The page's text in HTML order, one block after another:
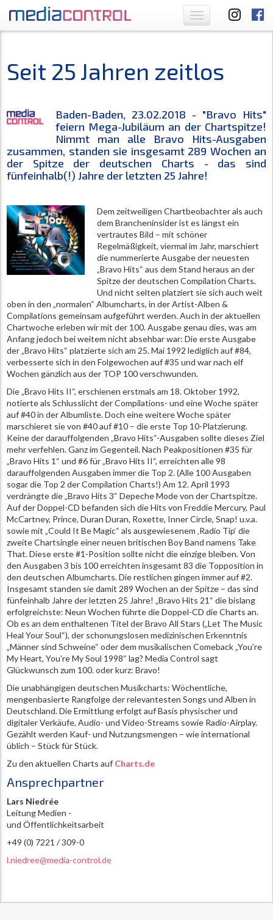
Toggle
navigation
Seit 25 Jahren zeitlos
Baden-Baden, 23.02.2018 - "Bravo Hits"
feiern Mega-Jubiläum an der Chartspitze!
Nimmt man alle Bravo Hits-Ausgaben
zusammen, standen sie insgesamt 289 Wochen an
der Spitze der deutschen Charts - das sind
fünfeinhalb(!) Jahre der letzten 25 Jahre!
Dem zeitweiligen Chartbeobachter als auch
dem Brancheninsider ist es längst ein
vertrautes Bild – mit schöner
Regelmäßigkeit, viermal im Jahr, marschiert
die nummerierte Ausgabe der neuesten
„Bravo Hits“ aus dem Stand heraus an der
Spitze der deutschen Compilation Charts.
Und nicht selten platziert sie sich auch weit
oben in den „normalen“ Albumcharts, in der Artist-Alben &
Compilations gemeinsam aufgeführt werden. Auch in der aktuellen
Chartwoche erleben wir mit der 100. Ausgabe genau dies, was am
Anfang jedoch bei weitem nicht absehbar war: Die erste Ausgabe
der „Bravo Hits“ platzierte sich am 25. Mai 1992 lediglich auf #84,
verbesserte sich in den Folgewochen auf #35 und war nach elf
Wochen gänzlich aus der TOP 100 verschwunden.
Die „Bravo Hits II“, erschienen erstmals am 18. Oktober 1992,
notierte als Schlusslicht der Compilations- und eine Woche später
auf #40 in der Albumliste. Doch eine weitere Woche später
marschieret sie von #40 auf #10 – die erste Top 10-Platzierung.
Keine der darauffolgenden „Bravo Hits“-Ausgaben sollte dieses Ziel
mehr verfehlen. Ganz im Gegenteil. Nach Peakpositionen #35 für
„Bravo Hits 1“ und #6 für „Bravo Hits II“, erreichten alle 98
darauffolgenden Ausgaben immer die Top 2. (Alle 100 Ausgaben
sogar die Top 2 der Compilation Charts!) Am 12. April 1993
verdrängte die „Bravo Hits 3“ Depeche Mode von der Chartspitze.
Auf der Doppel-CD befanden sich die Hits von Freddie Mercury, Paul
McCartney, Prince, Duran Duran, Roxette, Inner Circle, Snap! u.v.a.
sowie mit „Could It Be Magic“ als ausgewiesenem ‚Radio Tip‘ die
zweite Chartsingle einer neuen britischen Boy Band namens Take
That. Diese erste #1-Position sollte nicht die einzige bleiben. Von
den Ausgaben 3 bis 100 erreichten insgesamt 83 die Topposition in
den deutschen Albumcharts. Die restlichen gingen immer auf #2.
Insgesamt standen sie damit 289 Wochen an der Spitze – das sind
fünfeinhalb Jahre der letzten 25 Jahre! „Bravo Hits 21“ die bislang
erfolgreichste: Neun Wochen führte die Doppel-CD die Charts an.
Ob es an dem enthaltenen Titel der Bravo All Stars („Let The Music
Heal Your Soul“), der schonungslosen medizinischen Erkenntnis
„Männer sind Schweine“ oder dem musikalischen Comeback „You’re
My Heart, You’re My Soul 1998“ lag? Media Control sagt
Glückwunsch zum 100. oder kurz: Bravo!
Die unabhängigen deutschen Musikcharts: Wöchentliche,
mengenbasierte Rangfolge der relevantesten Songs und Alben in
Deutschland. Die Ermittlung erfolgt auf Basis physischer und
digitaler Verkäufe, Audio- und Video-Streams sowie Radio-Airplay.
Gezählt werden Kauf- und Nutzungsmengen – wie international
üblich – Stück für Stück.
Zu den aktuellen Charts auf Charts.de
Ansprechpartner
Lars Niedrée
Leitung Medien -
und Öffentlichkeitsarbeit
+49 (0) 7221 / 309-0
l.niedree@media-control.de